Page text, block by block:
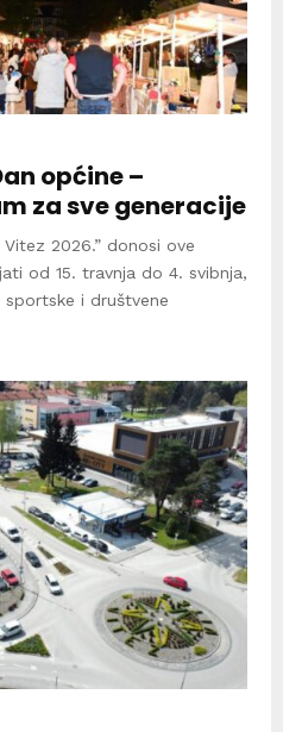
općine –
za sve generacije
2026.” donosi ove
od 15. travnja do 4. svibnja,
i društvene